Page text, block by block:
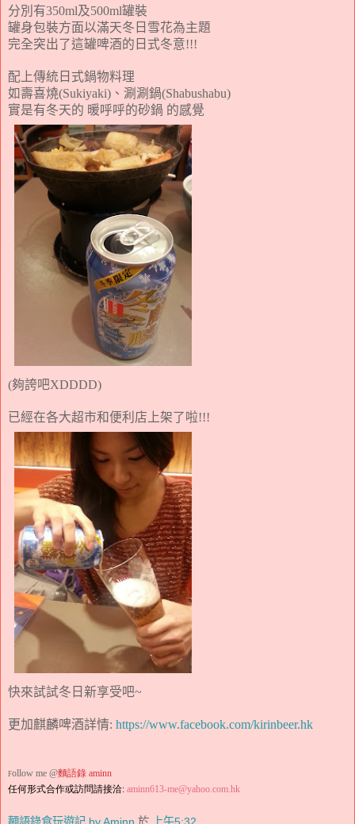
分別有350ml及500ml罐裝
罐身包裝方面以滿天冬日雪花為主題
完全突出了這罐啤酒的日式冬意!!!
配上傳統日式鍋物料理
如壽喜燒(Sukiyaki) 、涮涮鍋(Shabushabu)
實是有冬天的 暖呼呼的砂鍋 的感覺
(夠誇吧XDDDD)
已經在各大超市和便利店上架了啦!!!
快來試試冬日新享受吧~
更加麒麟啤酒詳情: https://www.facebook.com/kirinbeer.hk
Follow me @麵語錄 aminn
任何形式合作或訪問請接洽: aminn613-me@yahoo.com.hk